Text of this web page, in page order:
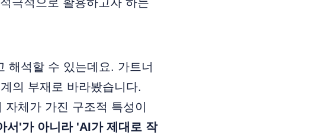
해석할 수 있는데요. 가트너
의 부재로 바라봤습니다.
체가 가진 구조적 특성이
서'가 아니라 'AI가 제대로 작